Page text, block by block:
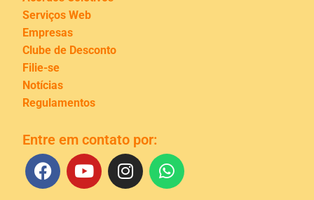
Serviços Web
Empresas
Clube de Desconto
Filie-se
Notícias
Regulamentos
Entre em contato por: